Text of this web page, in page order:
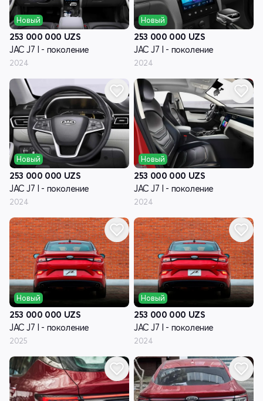
Новый
253 000 000 UZS
JAC J7 I - поколение
2024
Новый
253 000 000 UZS
JAC J7 I - поколение
2024
Новый
253 000 000 UZS
JAC J7 I - поколение
2024
Новый
253 000 000 UZS
JAC J7 I - поколение
2024
Новый
253 000 000 UZS
JAC J7 I - поколение
2025
Новый
253 000 000 UZS
JAC J7 I - поколение
2024